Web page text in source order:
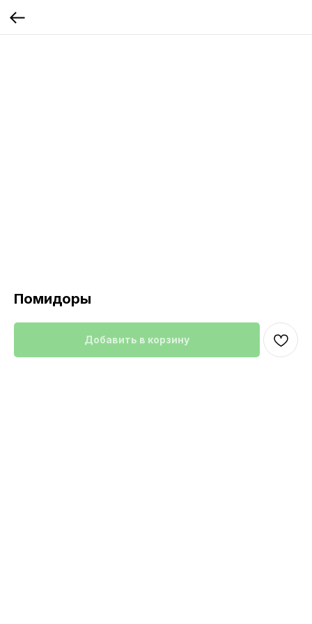
Помидоры
Добавить в корзину